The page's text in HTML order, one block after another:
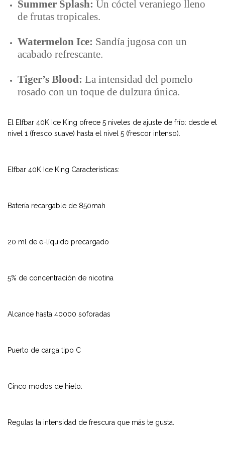
Summer Splash: Un cóctel veraniego lleno
de frutas tropicales.
Watermelon Ice: Sandía jugosa con un
acabado refrescante.
Tiger’s Blood: La intensidad del pomelo
rosado con un toque de dulzura única.
El Elfbar 40K Ice King ofrece 5 niveles de ajuste de frío: desde el
nivel 1 (fresco suave) hasta el nivel 5 (frescor intenso).
Elfbar 40K Ice King Características:
Batería recargable de 850mah
20 ml de e-líquido precargado
5% de concentración de nicotina
Alcance hasta 40000 soforadas
Puerto de carga tipo C
Cinco modos de hielo:
Regulas la intensidad de frescura que más te gusta.